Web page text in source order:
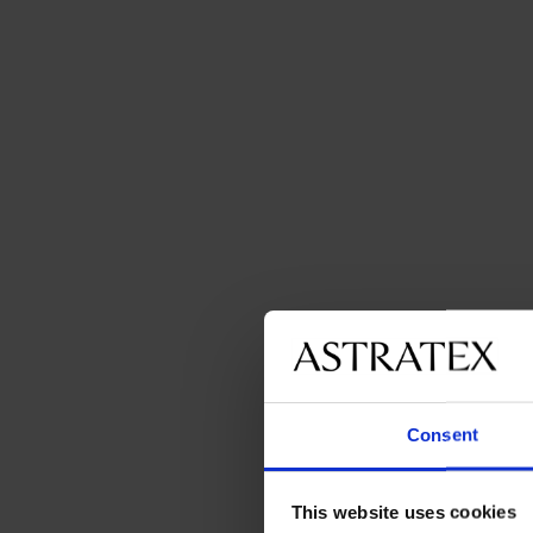
Consent
This website uses cookies